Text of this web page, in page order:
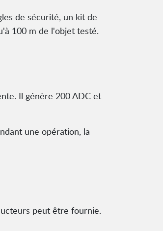
de sécurité, un kit de
100 m de l'objet testé.
Il génère 200 ADC et
une opération, la
peut être fournie.